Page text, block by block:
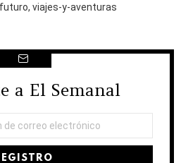
viajes-y-aventuras
a El Semanal